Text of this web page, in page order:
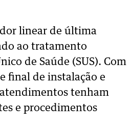
linear de última
ao tratamento
de Saúde (SUS). Com
final de instalação e
tenham
e procedimentos